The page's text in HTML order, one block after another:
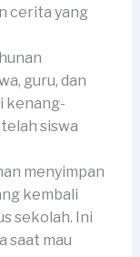
cerita yang
guru, dan
kenang-
siswa
menyimpan
kembali
sekolah. Ini
saat mau